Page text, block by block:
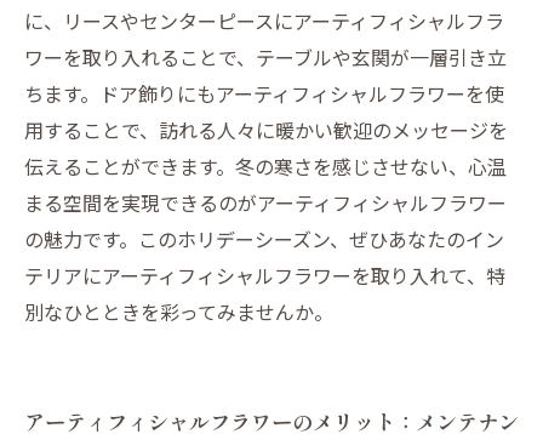
に、リースやセンターピースにアーティフィシャルフラ
ワーを取り入れることで、テーブルや玄関が一層引き立
ちます。ドア飾りにもアーティフィシャルフラワーを使
用することで、訪れる人々に暖かい歓迎のメッセージを
伝えることができます。冬の寒さを感じさせない、心温
まる空間を実現できるのがアーティフィシャルフラワー
の魅力です。このホリデーシーズン、ぜひあなたのイン
テリアにアーティフィシャルフラワーを取り入れて、特
別なひとときを彩ってみませんか。
アーティフィシャルフラワーのメリット：メンテナン